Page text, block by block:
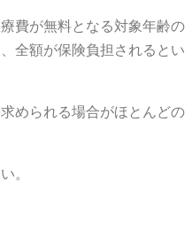
費が無料となる対象年齢の
全額が保険負担されるとい
められる場合がほとんどの
。